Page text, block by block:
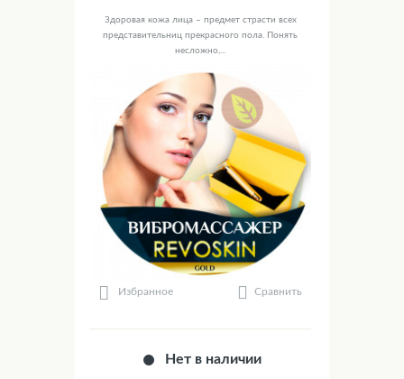
Здоровая кожа лица – предмет страсти всех
представительниц прекрасного пола. Понять
несложно,...
Избранное Сравнить
Нет в наличии